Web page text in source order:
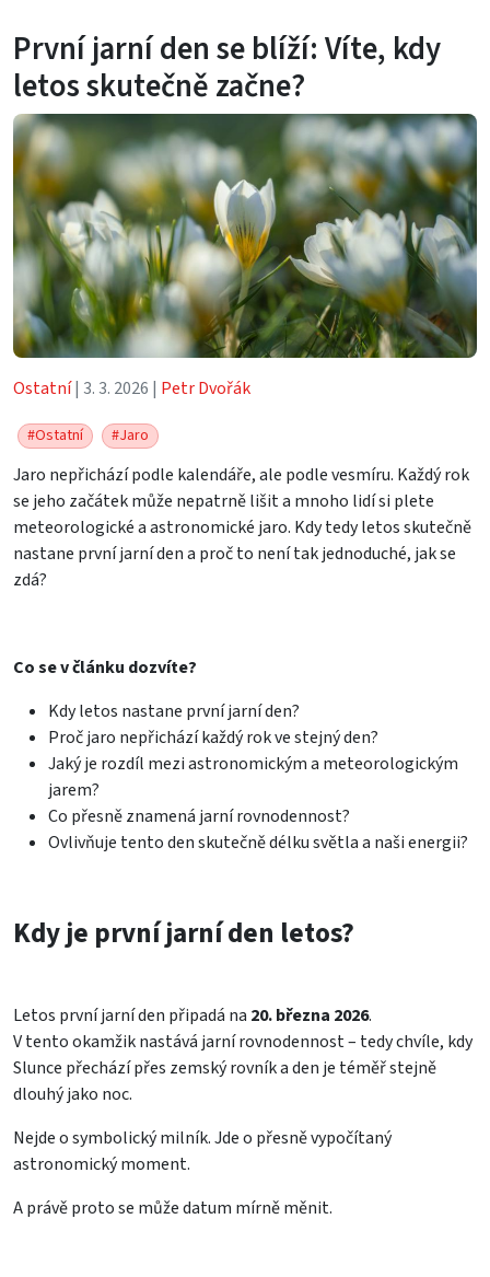
První jarní den se blíží: Víte, kdy
letos skutečně začne?
Ostatní| 3. 3. 2026 | Petr Dvořák
#Ostatní #Jaro
Jaro nepřichází podle kalendáře, ale podle vesmíru. Každý rok
se jeho začátek může nepatrně lišit a mnoho lidí si plete
meteorologické a astronomické jaro. Kdy tedy letos skutečně
nastane první jarní den a proč to není tak jednoduché, jak se
zdá?
Co se v článku dozvíte?
Kdy letos nastane první jarní den?
Proč jaro nepřichází každý rok ve stejný den?
Jaký je rozdíl mezi astronomickým a meteorologickým
jarem?
Co přesně znamená jarní rovnodennost?
Ovlivňuje tento den skutečně délku světla a naši energii?
Kdy je první jarní den letos?
Letos první jarní den připadá na 20. března 2026.
V tento okamžik nastává jarní rovnodennost – tedy chvíle, kdy
Slunce přechází přes zemský rovník a den je téměř stejně
dlouhý jako noc.
Nejde o symbolický milník. Jde o přesně vypočítaný
astronomický moment.
A právě proto se může datum mírně měnit.